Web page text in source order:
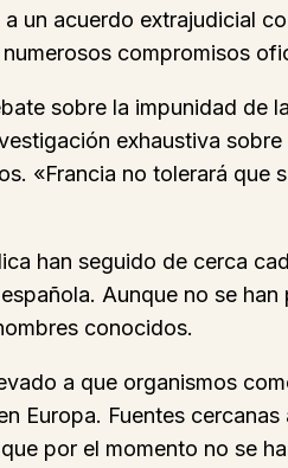
un acuerdo extrajudicial
compromisos
sobre la impunidad
exhaustiva
«Francia no tolerará
han seguido de cerca
Aunque no se
conocidos.
a que organismos
Europa. Fuentes
por el momento no se